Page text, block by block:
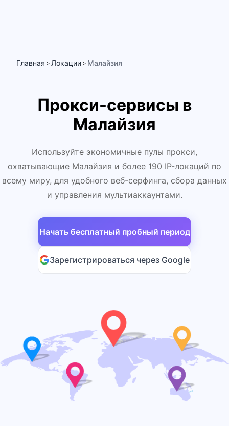
Главная > Локации > Малайзия
Прокси-сервисы в
Малайзия
Используйте экономичные пулы прокси,
охватывающие Малайзия и более 190 IP-локаций по
всему миру, для удобного веб-серфинга, сбора данных
и управления мультиаккаунтами.
Начать бесплатный пробный период
Зарегистрироваться через Google